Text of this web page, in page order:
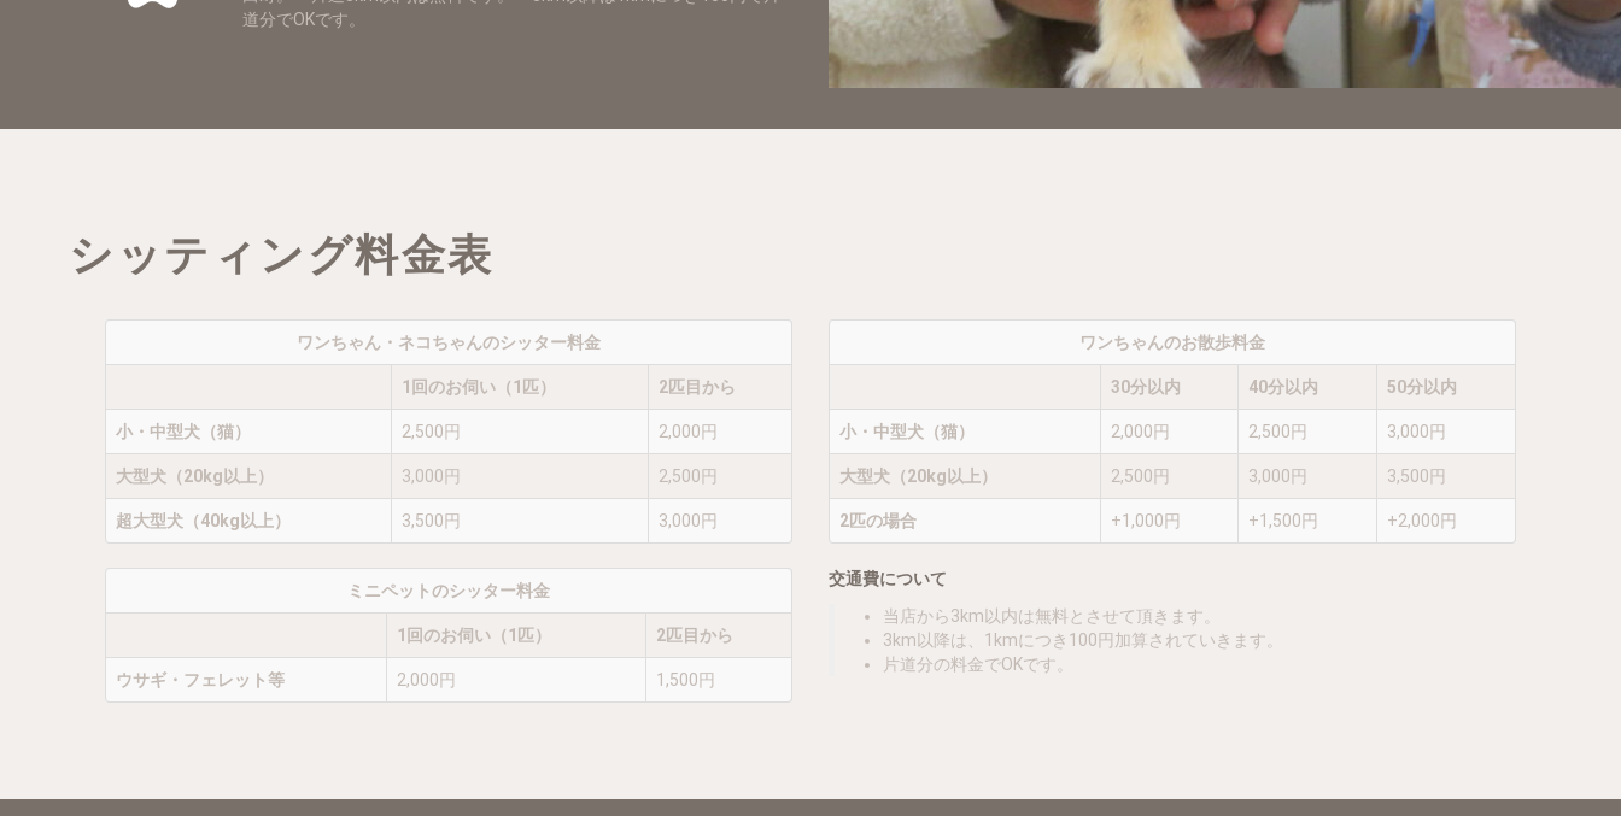
道分でOKです。
シッティング料金表
ワンちゃん・ネコちゃんのシッター料金
1回のお伺い（1匹） 2匹目から
小・中型犬（猫） 2,500円 2,000円
大型犬（20kg以上） 3,000円 2,500円
超大型犬（40kg以上） 3,500円 3,000円
ミニペットのシッター料金
1回のお伺い（1匹） 2匹目から
ウサギ・フェレット等 2,000円 1,500円
ワンちゃんのお散歩料金
30分以内 40分以内 50分以内
小・中型犬（猫） 2,000円 2,500円 3,000円
大型犬（20kg以上） 2,500円 3,000円 3,500円
2匹の場合 +1,000円 +1,500円 +2,000円
交通費について
当店から3km以内は無料とさせて頂きます。
3km以降は、1kmにつき100円加算されていきます。
片道分の料金でOKです。